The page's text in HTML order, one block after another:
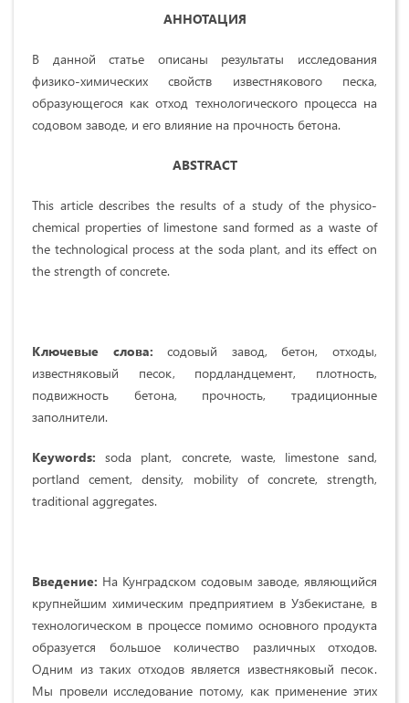
АННОТАЦИЯ
В данной статье описаны результаты исследования
физико-химических свойств известнякового песка,
образующегося как отход технологического процесса на
содовом заводе, и его влияние на прочность бетона.
ABSTRACT
This article describes the results of a study of the physico-
chemical properties of limestone sand formed as a waste of
the technological process at the soda plant, and its effect on
the strength of concrete.
Ключевые слова: содовый завод, бетон, отходы,
известняковый песок, пордландцемент, плотность,
подвижность бетона, прочность, традиционные
заполнители.
Keywords: soda plant, concrete, waste, limestone sand,
portland cement, density, mobility of concrete, strength,
traditional aggregates.
Введение: На Кунградском содовым заводе, являющийся
крупнейшим химическим предприятием в Узбекистане, в
технологическом в процессе помимо основного продукта
образуется большое количество различных отходов.
Одним из таких отходов является известняковый песок.
Мы провели исследование потому, как применение этих